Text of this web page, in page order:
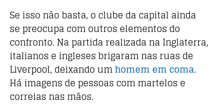
Se isso não basta, o clube da capital ainda
se preocupa com outros elementos do
confronto. Na partida realizada na Inglaterra,
italianos e ingleses brigaram nas ruas de
Liverpool, deixando umhomem em coma.
Há imagens de pessoas com martelos e
correias nas mãos.